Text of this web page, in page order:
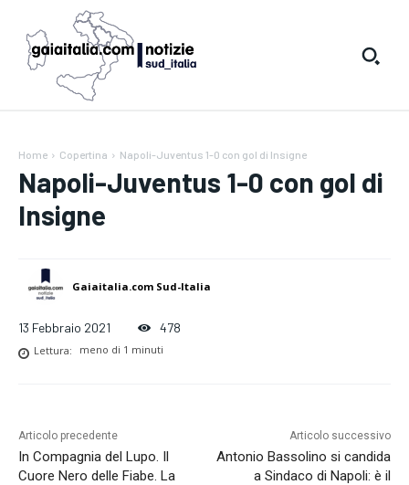
Home Copertina Napoli-Juventus 1-0 con gol di Insigne
Napoli-Juventus 1-0 con gol di
Insigne
Gaiaitalia.com Sud-Italia
13 Febbraio 2021 478
Lettura: meno di 1 minuti
Articolo precedente
In Compagnia del Lupo. Il
Cuore Nero delle Fiabe. La
Articolo successivo
Antonio Bassolino si candida
a Sindaco di Napoli: è il